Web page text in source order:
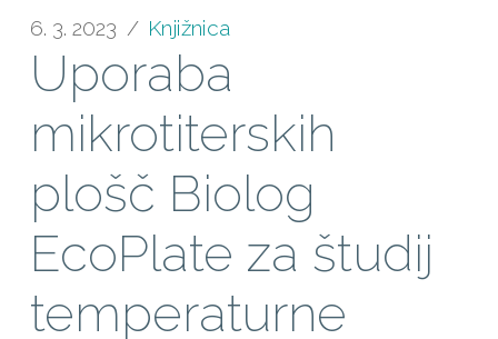
6. 3. 2023 Knjižnica
Uporaba
mikrotiterskih
plošč Biolog
EcoPlate za študij
temperaturne